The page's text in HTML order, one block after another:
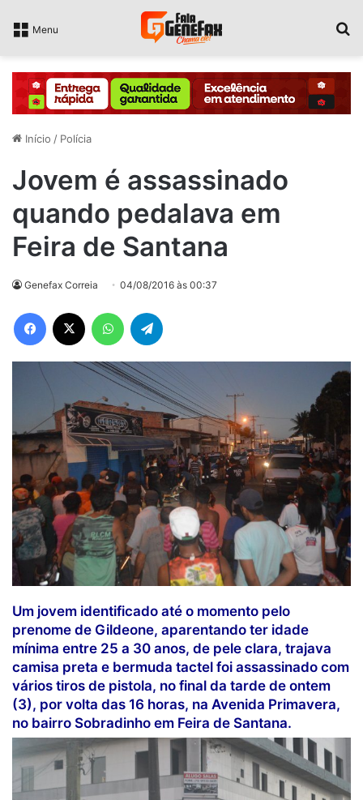
Menu
Início / Polícia
Jovem é assassinado
quando pedalava em
Feira de Santana
Genefax Correia 04/08/2016 às 00:37
Facebook WhatsApp
Um jovem identificado até o momento pelo
prenome de Gildeone, aparentando ter idade
mínima entre 25 a 30 anos, de pele clara, trajava
camisa preta e bermuda tactel foi assassinado com
vários tiros de pistola, no final da tarde de ontem
(3), por volta das 16 horas, na Avenida Primavera,
no bairro Sobradinho em Feira de Santana.